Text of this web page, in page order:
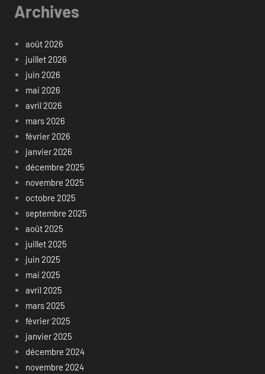
Archives
août 2026
juillet 2026
juin 2026
mai 2026
avril 2026
mars 2026
février 2026
janvier 2026
décembre 2025
novembre 2025
octobre 2025
septembre 2025
août 2025
juillet 2025
juin 2025
mai 2025
avril 2025
mars 2025
février 2025
janvier 2025
décembre 2024
novembre 2024